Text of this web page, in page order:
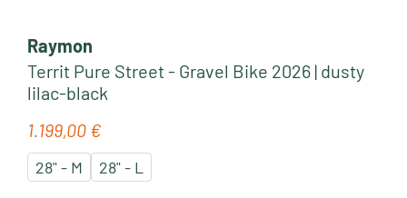
Raymon
Territ Pure Street - Gravel Bike 2026 | dusty
lilac-black
Regulärer Preis:
1.199,00 €
28" - M 28" - L